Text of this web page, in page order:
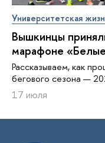
Университетская
Вышкинцы
марафоне
Рассказываем, как
бегового сезона —
17 июля